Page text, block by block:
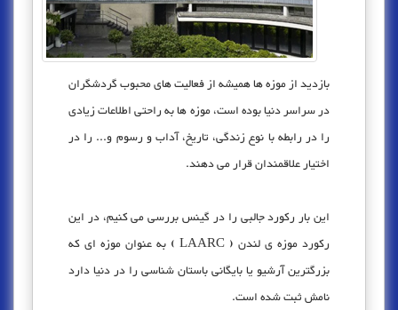
بازدید از موزه ها همیشه از فعالیت های محبوب گردشگران
در سراسر دنیا بوده است، موزه ها به راحتی اطلاعات زیادی
را در رابطه با نوع زندگی، تاریخ، آداب و رسوم و... را در
اختیار علاقمندان قرار می دهند.
این بار رکورد جالبی را در گینس بررسی می کنیم، در این
رکورد موزه ی لندن ( LAARC ) به عنوان موزه ای که
بزرگترین آرشیو یا بایگانی باستان شناسی را در دنیا دارد
نامش ثبت شده است.